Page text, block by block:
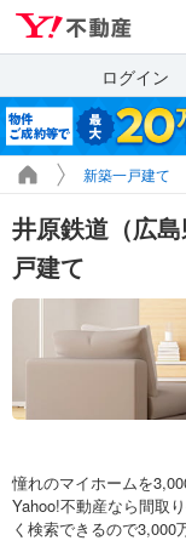
ログイン
新築一戸建て
井原鉄道（広
戸建て
憧れのマイホームを
Yahoo!不動産なら間取
く検索できるので3,000